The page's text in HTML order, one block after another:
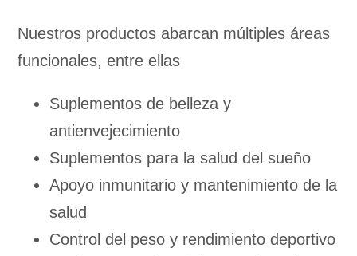
Nuestros productos abarcan múltiples áreas
funcionales, entre ellas
Suplementos de belleza y
antienvejecimiento
Suplementos para la salud del sueño
Apoyo inmunitario y mantenimiento de la
salud
Control del peso y rendimiento deportivo